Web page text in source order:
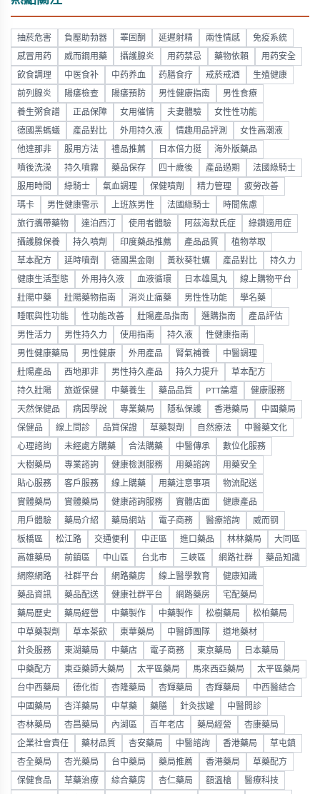
抽菸危害 負壓助勃器 睪固酮 延遲射精 兩性情感 免疫系統
感冒用药 威而鋼用藥 攝護腺炎 用药禁忌 藥物依賴 用药安全
飲食調理 中医食补 中药养血 药膳食疗 戒菸戒酒 生殖健康
前列腺炎 陽痿檢查 陽痿預防 男性健康指南 男性食療
養生粥食譜 正品保障 女用催情 夫妻體驗 女性性功能
德國黑螞蟻 產品對比 外用持久液 情趣用品評測 女性高潮液
他達那非 服用方法 禮品推薦 日本倍力挺 海外版藥品
噴後洗澡 持久噴霧 藥品保存 四十歲後 產品過期 法國綠騎士
服用時間 綠騎士 氣血調理 保健噴劑 精力管理 疲勞改善
瑪卡 男性健康警示 上班族男性 法國綠騎士 時間焦慮
旅行攜帶藥物 達泊西汀 使用者體驗 阿茲海默氏症 綠鑽適用症
攝護腺保養 持久噴劑 印度藥品推薦 產品品質 植物萃取
草本配方 延時噴劑 德國黑金剛 黃秋葵牡蠣 產品對比 持久力
健康生活型態 外用持久液 血液循環 日本雄風丸 線上購物平台
壯陽中藥 壯陽藥物指南 消炎止痛藥 男性性功能 學名藥
睡眠與性功能 性功能改善 壯陽產品指南 選購指南 產品評估
男性活力 男性持久力 使用指南 持久液 性健康指南
男性健康藥局 男性健康 外用產品 腎氣補養 中醫調理
壯陽產品 西地那非 男性持久產品 持久力提升 草本配方
持久壯陽 旅遊保健 中藥養生 藥品品質 PTT論壇 健康服務
天然保健品 病因學說 專業藥局 隱私保護 香港藥局 中國藥局
保健品 線上問診 品質保證 草藥製劑 自然療法 中醫藥文化
心理諮詢 未經處方購藥 合法購藥 中醫傳承 數位化服務
大樹藥局 專業諮詢 健康檢測服務 用藥諮詢 用藥安全
貼心服務 客戶服務 線上購藥 用藥注意事項 物流配送
實體藥局 實體藥局 健康諮詢服務 實體店面 健康產品
用戶體驗 藥局介紹 藥局網站 電子商務 醫療諮詢 威而钢
板橋區 松江路 交通便利 中正區 進口藥品 林林藥局 大同區
高雄藥局 前鎮區 中山區 台北市 三峽區 網路社群 藥品知識
網際網路 社群平台 網路藥房 線上醫學教育 健康知識
藥品資訊 藥品配送 健康社群平台 網路藥房 宅配藥局
藥局歷史 藥局經營 中藥製作 中藥製作 松樹藥局 松柏藥局
中草藥製劑 草本茶飲 東華藥局 中醫師團隊 道地藥材
針灸服務 東湖藥局 中藥店 電子商務 東京藥局 日本藥局
中藥配方 東亞藥師大藥局 太平區藥局 馬來西亞藥局 太平區藥局
台中西藥局 德化街 杏隆藥局 杏輝藥局 杏輝藥局 中西醫結合
中國藥局 杏洋藥局 中草藥 藥膳 針灸拔罐 中醫問診
杏林藥局 杏昌藥局 內湖區 百年老店 藥局經營 杏康藥局
企業社會責任 藥材品質 杏安藥局 中醫諮詢 香港藥局 草屯鎮
杏全藥局 杏光藥局 台中藥局 藥局推薦 香港藥局 草藥配方
保健食品 草藥治療 綜合藥房 杏仁藥局 額溫槍 醫療科技